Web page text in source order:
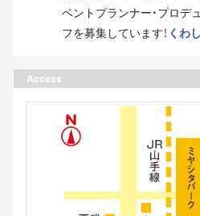
ベントプランナー・プロデ
フを募集しています！ くわ
Access